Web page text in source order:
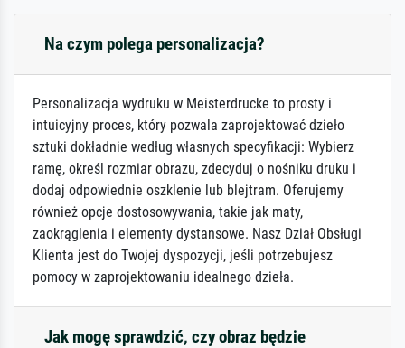
Na czym polega personalizacja?
Personalizacja wydruku w Meisterdrucke to prosty i
intuicyjny proces, który pozwala zaprojektować dzieło
sztuki dokładnie według własnych specyfikacji: Wybierz
ramę, określ rozmiar obrazu, zdecyduj o nośniku druku i
dodaj odpowiednie oszklenie lub blejtram. Oferujemy
również opcje dostosowywania, takie jak maty,
zaokrąglenia i elementy dystansowe. Nasz Dział Obsługi
Klienta jest do Twojej dyspozycji, jeśli potrzebujesz
pomocy w zaprojektowaniu idealnego dzieła.
Jak mogę sprawdzić, czy obraz będzie